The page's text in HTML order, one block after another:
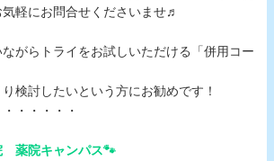
軽にお問合せくださいませ♬
がらトライをお試しいただける「併用コー
検討したいという方にお勧めです！
・・・・・
薬院キャンパス🐾